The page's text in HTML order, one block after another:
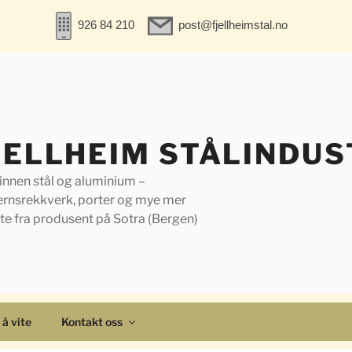
926 84 210 post@fjellheimstal.no
stål og aluminium –
porter og mye mer
fra produsent på Sotra (Bergen)
å vite Kontakt oss